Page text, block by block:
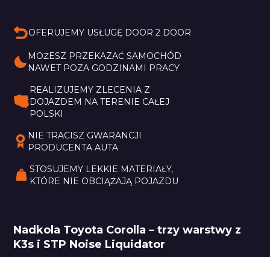
OFERUJEMY USŁUGĘ DOOR 2 DOOR
MOŻESZ PRZEKAZAĆ SAMOCHÓD
NAWET POZA GODZINAMI PRACY
REALIZUJEMY ZLECENIA Z
DOJAZDEM NA TERENIE CAŁEJ
POLSKI
NIE TRACISZ GWARANCJI
PRODUCENTA AUTA
STOSUJEMY LEKKIE MATERIAŁY,
KTÓRE NIE OBCIĄŻAJĄ POJAZDU
Nadkola Toyota Corolla – trzy warstwy z
K3s i STP Noise Liquidator